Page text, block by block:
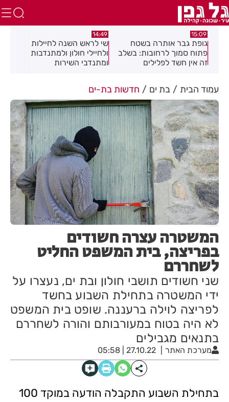
15:09
גופת גבר אותרה בשטח
פתוח סמוך לרחובות: בשלב
זה אין חשד לפלילים
14:49
שי לראש השנה לחיילות
ולחיילי חולון ולמתנדבות
ומתנדבי השירות
עמוד הבית בת ים חדשות בת-ים
המשטרה עצרה חשודים
בפריצה, בית המשפט החליט
לשחררם
שני חשודים תושבי חולון ובת ים, נעצרו על
ידי המשטרה בתחילת השבוע בחשד
לפריצה לוילה ברעננה. שופט בית המשפט
לא היה בטוח במעורבותם והורה לשחררם
בתנאים מגבילים
מערכת האתר 27.10.22 | 05:58
בתחילת השבוע התקבלה הודעה במוקד 100